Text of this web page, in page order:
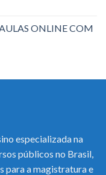
ONLINE COM
especializada na
públicos no Brasil,
para a magistratura e